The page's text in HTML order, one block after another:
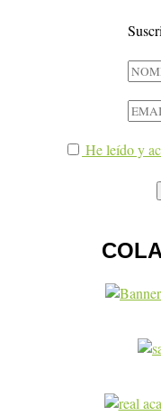
He leído y